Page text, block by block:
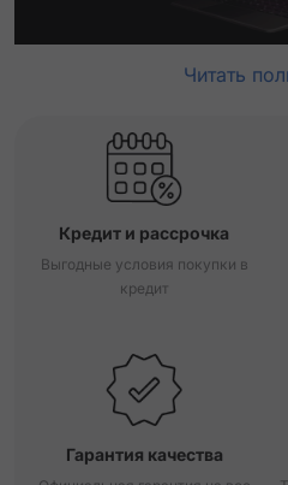
Читать
Кредит и рассрочка
Выгодные условия покупки в
кредит
Гарантия качества